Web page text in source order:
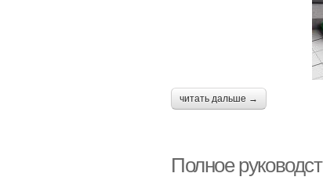
читать дальше →
Полное